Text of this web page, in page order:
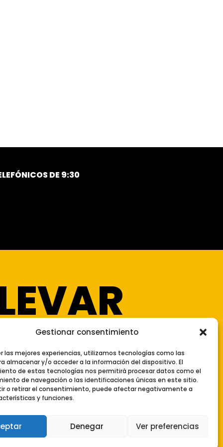
Gestionar consentimiento
las mejores experiencias, utilizamos tecnologías como las
almacenar y/o acceder a la información del dispositivo. El
de estas tecnologías nos permitirá procesar datos como el
de navegación o las identificaciones únicas en este sitio.
o retirar el consentimiento, puede afectar negativamente a
y funciones.
Denegar Ver preferencias
DE 9:30
Sitio|Declaración de Accesibilidad